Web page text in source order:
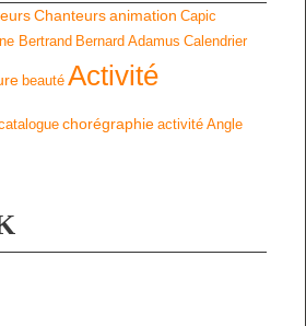
Chanteursanimation Capic
Bertrand Bernard Adamus Calendrier
beauté Activité
chorégraphie activité Angle